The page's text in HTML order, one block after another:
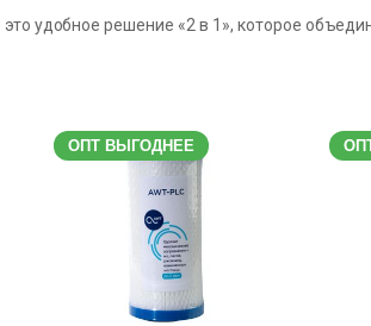
удобное решение «2 в 1», которое
ОПТ ВЫГОДНЕЕ